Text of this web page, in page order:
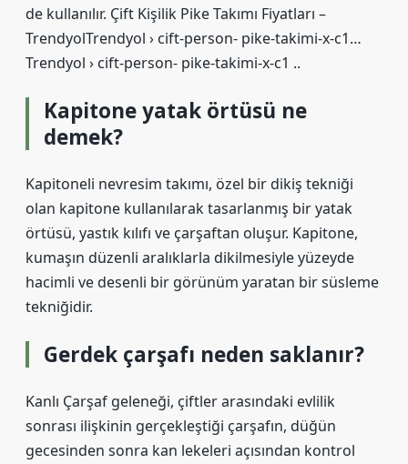
de kullanılır. Çift Kişilik Pike Takımı Fiyatları –
TrendyolTrendyol › cift-person- pike-takimi-x-c1…
Trendyol › cift-person- pike-takimi-x-c1 ..
Kapitone yatak örtüsü ne
demek?
Kapitoneli nevresim takımı, özel bir dikiş tekniği
olan kapitone kullanılarak tasarlanmış bir yatak
örtüsü, yastık kılıfı ve çarşaftan oluşur. Kapitone,
kumaşın düzenli aralıklarla dikilmesiyle yüzeyde
hacimli ve desenli bir görünüm yaratan bir süsleme
tekniğidir.
Gerdek çarşafı neden saklanır?
Kanlı Çarşaf geleneği, çiftler arasındaki evlilik
sonrası ilişkinin gerçekleştiği çarşafın, düğün
gecesinden sonra kan lekeleri açısından kontrol